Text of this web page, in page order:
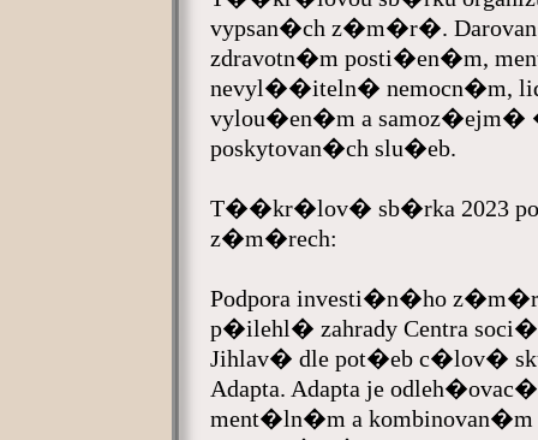
vypsan�ch z�m�r�.
zdravotn�m posti�en�m,
nevyl��iteln� nemocn�m,
vylou�en�m a
poskytovan�ch slu�eb.
T��kr�lov� sb�rka 2023
z�m�rech:
Podpora investi�n�ho
p�ilehl� zahrady Centra
Jihlav� dle pot�eb c�lov�
Adapta. Adapta je
ment�ln�m a